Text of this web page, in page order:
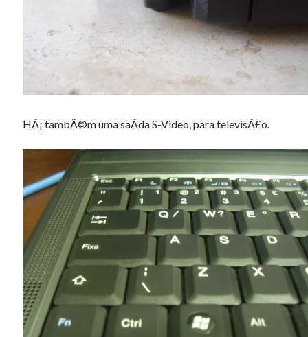
HÃ¡ tambÃ©m uma saÃ­da S-Video, para televisÃ£o.